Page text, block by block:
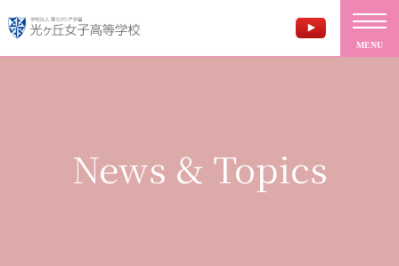
MENU
News & Topics